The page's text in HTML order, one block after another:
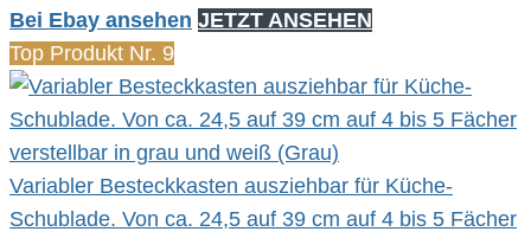
Bei Ebay ansehen JETZT ANSEHEN
Top Produkt Nr. 9
Variabler Besteckkasten ausziehbar für Küche-
Schublade. Von ca. 24,5 auf 39 cm auf 4 bis 5 Fächer